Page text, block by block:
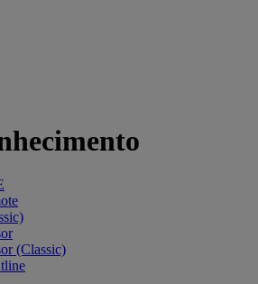
(Classic)